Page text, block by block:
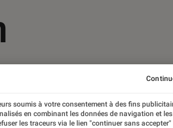
soumis à votre consentement à des fins
en combinant les données de navigation et
les traceurs via le lien "continuer sans accepter"